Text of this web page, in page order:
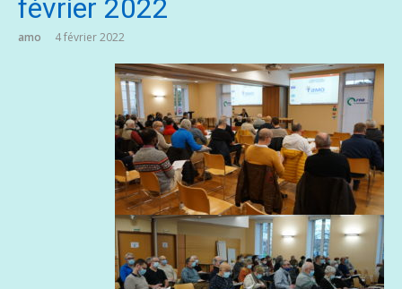
février 2022
amo 4 février 2022